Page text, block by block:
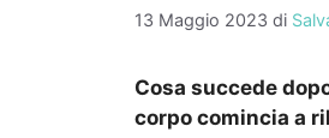
13 Maggio 2023 di
Cosa succede
corpo comincia a